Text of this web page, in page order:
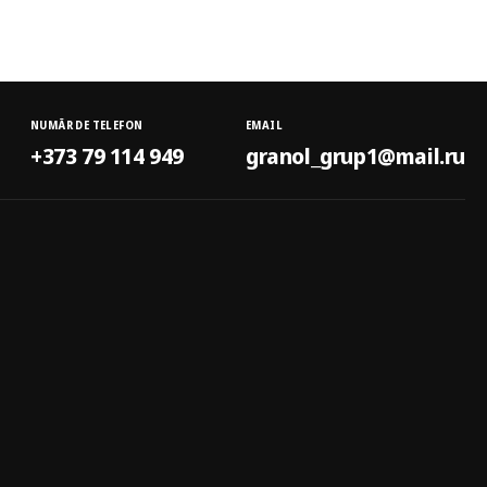
NUMĂR DE TELEFON
+373 79 114 949
EMAIL
granol_grup1@mail.ru